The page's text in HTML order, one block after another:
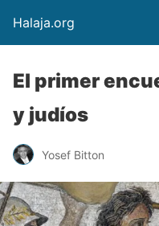
Halaja.org
El primer
y judíos
Yosef Bitton